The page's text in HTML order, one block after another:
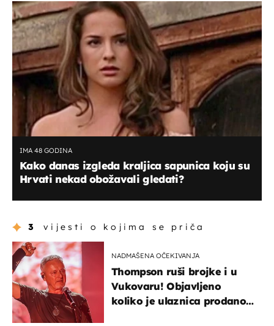
IMA 48 GODINA
Kako danas izgleda kraljica sapunica koju su
Hrvati nekad obožavali gledati?
3 vijesti o kojima se priča
NADMAŠENA OČEKIVANJA
Thompson ruši brojke i u
Vukovaru! Objavljeno
koliko je ulaznica prodano